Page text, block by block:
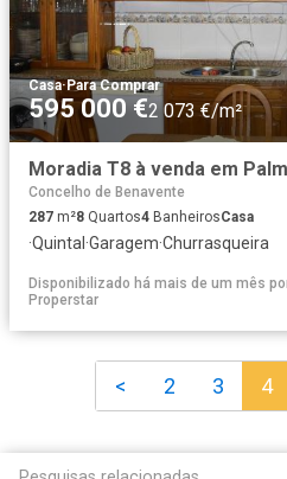
Casa·Para Comprar
595 000 €2 073 €/m²
Moradia T8 à venda em
Concelho de Benavente
287 m²8 Quartos4 BanheirosCasa
·Quintal ·Garagem·Churrasqueira
Disponibilizado há mais de um mês
Properstar
< 2 3 4